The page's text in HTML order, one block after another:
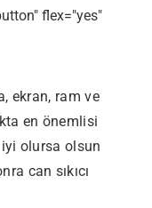
flex="yes"
ekran, ram ve
en önemlisi
iyi olursa olsun
can sıkıcı